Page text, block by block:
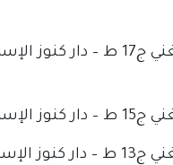
للإمام ابن قدامة
للإمام ابن قدامة
للإمام ابن قدامة